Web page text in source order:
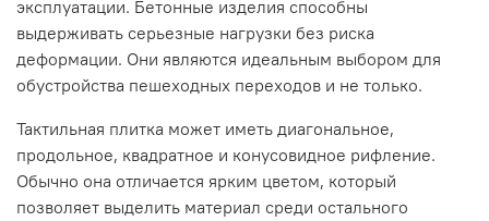
эксплуатации. Бетонные изделия способны
выдерживать серьезные нагрузки без риска
деформации. Они являются идеальным выбором для
обустройства пешеходных переходов и не только.
Тактильная плитка может иметь диагональное,
продольное, квадратное и конусовидное рифление.
Обычно она отличается ярким цветом, который
позволяет выделить материал среди остального